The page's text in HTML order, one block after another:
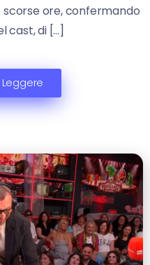
scorse ore, confermando
cast, di […]